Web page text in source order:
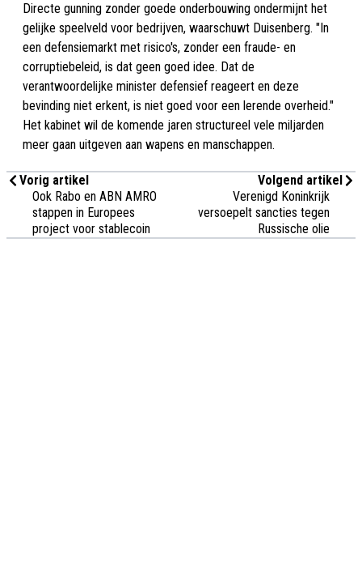
Directe gunning zonder goede onderbouwing ondermijnt het
gelijke speelveld voor bedrijven, waarschuwt Duisenberg. "In
een defensiemarkt met risico's, zonder een fraude- en
corruptiebeleid, is dat geen goed idee. Dat de
verantwoordelijke minister defensief reageert en deze
bevinding niet erkent, is niet goed voor een lerende overheid."
Het kabinet wil de komende jaren structureel vele miljarden
meer gaan uitgeven aan wapens en manschappen.
Vorig artikel
Ook Rabo en ABN AMRO
stappen in Europees
project voor stablecoin
Volgend artikel
Verenigd Koninkrijk
versoepelt sancties tegen
Russische olie